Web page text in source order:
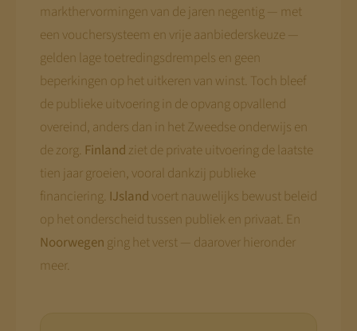
markthervormingen van de jaren negentig — met
een vouchersysteem en vrije aanbiederskeuze —
gelden lage toetredingsdrempels en geen
beperkingen op het uitkeren van winst. Toch bleef
de publieke uitvoering in de opvang opvallend
overeind, anders dan in het Zweedse onderwijs en
de zorg. Finland ziet de private uitvoering de laatste
tien jaar groeien, vooral dankzij publieke
financiering. IJslandvoert nauwelijks bewust beleid
op het onderscheid tussen publiek en privaat. En
Noorwegen ging het verst — daarover hieronder
meer.